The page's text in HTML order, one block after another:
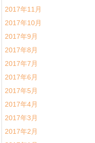
2017年11月
2017年10月
2017年9月
2017年8月
2017年7月
2017年6月
2017年5月
2017年4月
2017年3月
2017年2月